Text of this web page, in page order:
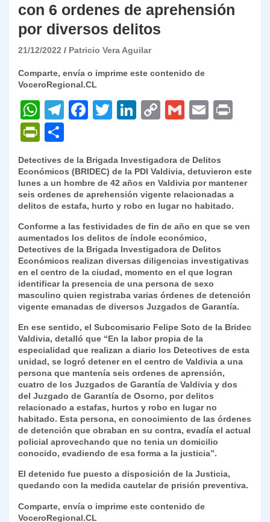
con 6 ordenes de aprehensión
por diversos delitos
21/12/2022 Patricio Vera Aguilar
Comparte, envía o imprime este contenido de
VoceroRegional.CL
W
h
at
s
A
p
p
T
gr
a
m
F
e
b
o
o
k
T
er
Li
e
dI
n
C
y
Li
n
k
G
l
E
l
P
ri
nt
Fr
ie
n
dl
y
o
m
p
ar
tir
Detectives de la Brigada Investigadora de Delitos
Económicos (BRIDEC) de la PDI Valdivia, detuvieron este
lunes a un hombre de 42 años en Valdivia por mantener
seis ordenes de aprehensión vigente relacionadas a
delitos de estafa, hurto y robo en lugar no habitado.
Conforme a las festividades de fin de año en que se ven
aumentados los delitos de índole económico,
Detectives de la Brigada Investigadora de Delitos
Económicos realizan diversas diligencias investigativas
en el centro de la ciudad, momento en el que logran
identificar la presencia de una persona de sexo
masculino quien registraba varias órdenes de detención
vigente emanadas de diversos Juzgados de Garantía.
En ese sentido, el Subcomisario Felipe Soto de la Bridec
Valdivia, detalló que “En la labor propia de la
especialidad que realizan a diario los Detectives de esta
unidad, se logró detener en el centro de Valdivia a una
persona que mantenía seis ordenes de aprensión,
cuatro de los Juzgados de Garantía de Valdivia y dos
del Juzgado de Garantía de Osorno, por delitos
relacionado a estafas, hurtos y robo en lugar no
habitado. Esta persona, en conocimiento de las órdenes
de detención que obraban en su contra, evadía el actual
policial aprovechando que no tenia un domicilio
conocido, evadiendo de esa forma a la justicia”.
El detenido fue puesto a disposición de la Justicia,
quedando con la medida cautelar de prisión preventiva.
Comparte, envía o imprime este contenido de
VoceroRegional.CL